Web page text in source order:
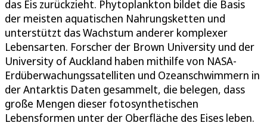
das Eis zurückzieht. Phytoplankton bildet die Basis
der meisten aquatischen Nahrungsketten und
unterstützt das Wachstum anderer komplexer
Lebensarten. Forscher der Brown University und der
University of Auckland haben mithilfe von NASA-
Erdüberwachungssatelliten und Ozeanschwimmern in
der Antarktis Daten gesammelt, die belegen, dass
große Mengen dieser fotosynthetischen
Lebensformen unter der Oberfläche des Eises leben.